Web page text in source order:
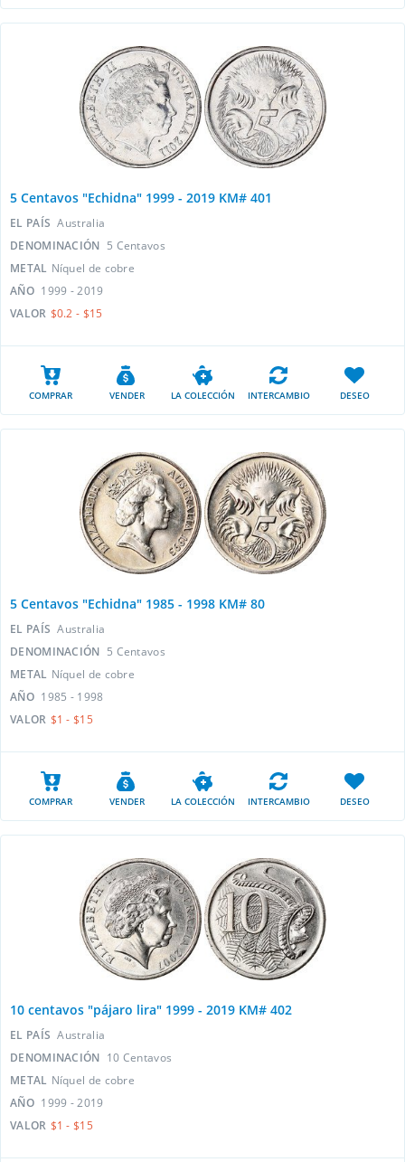
5 Centavos "Echidna" 1999 - 2019 KM# 401
EL PAÍS Australia
DENOMINACIÓN 5 Centavos
METAL Níquel de cobre
AÑO 1999 - 2019
VALOR $0.2 - $15
COMPRAR VENDER LA COLECCIÓN INTERCAMBIO DESEO
5 Centavos "Echidna" 1985 - 1998 KM# 80
EL PAÍS Australia
DENOMINACIÓN 5 Centavos
METAL Níquel de cobre
AÑO 1985 - 1998
VALOR $1 - $15
COMPRAR VENDER LA COLECCIÓN INTERCAMBIO DESEO
10 centavos "pájaro lira" 1999 - 2019 KM# 402
EL PAÍS Australia
DENOMINACIÓN 10 Centavos
METAL Níquel de cobre
AÑO 1999 - 2019
VALOR $1 - $15